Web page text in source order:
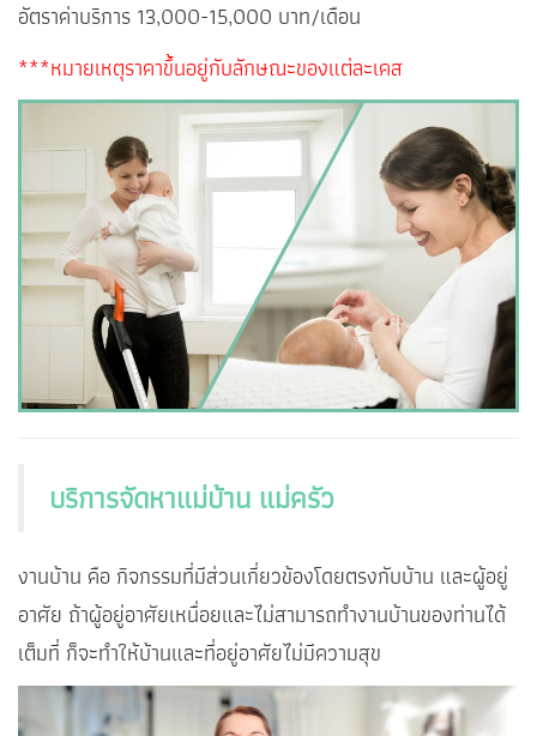
อัตราค่าบริการ 13,000-15,000 บาท/เดือน
***หมายเหตุราคาขึ้นอยู่กับลักษณะของแต่ละเคส
บริการจัดหาแม่บ้าน แม่ครัว
งานบ้าน คือ กิจกรรมที่มีส่วนเกี่ยวข้องโดยตรงกับบ้าน และผู้อยู่
อาศัย ถ้าผู้อยู่อาศัยเหนื่อยและไม่สามารถทำงานบ้านของท่านได้
เต็มที่ ก็จะทำให้บ้านและที่อยู่อาศัยไม่มีความสุข